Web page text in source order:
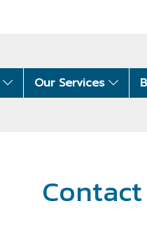
Our Services
Contact